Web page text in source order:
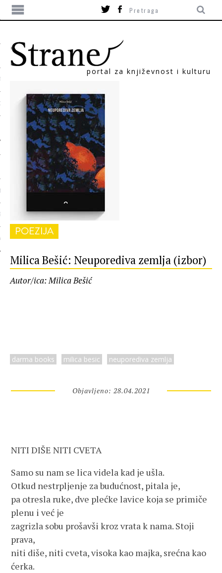
portal za književnost i kulturu
POEZIJA
Milica Bešić: Neuporediva zemlja (izbor)
Autor/ica: Milica Bešić
darma books milica besic neuporediva zemlja
Objavljeno: 28.04.2021
NITI DIŠE NITI CVETA
Samo su nam se lica videla kad je ušla.
Otkud nestrpljenje za budućnost, pitala je,
pa otresla ruke, dve plećke lavice koja se primiče
plenu i već je
zagrizla sobu prošavši kroz vrata k nama. Stoji
prava,
niti diše, niti cveta, visoka kao majka, srećna kao
ćerka.